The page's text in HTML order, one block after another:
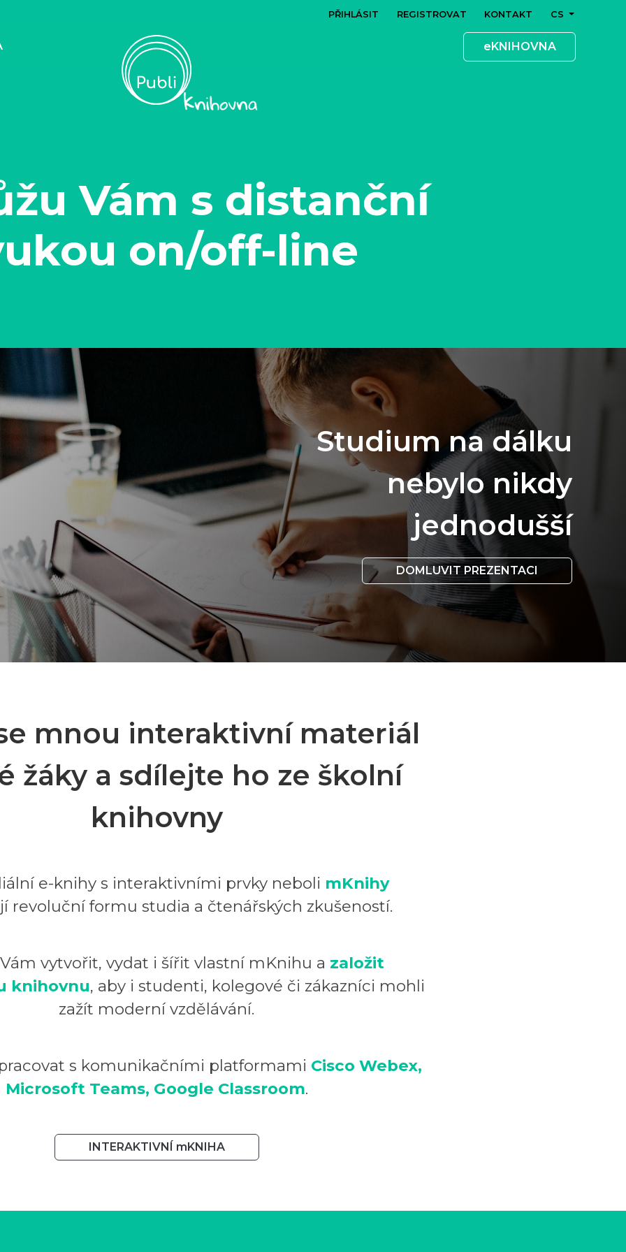
eKNIHOVNA
PŘIHLÁSIT REGISTROVAT KONTAKT CS
Vám s distanční
on/off-line
Studium na dálku
nebylo nikdy
jednodušší
DOMLUVIT PREZENTACI
mnou interaktivní materiál
žáky a sdílejte ho ze školní
knihovny
e-knihy s interaktivními prvky neboli mKnihy
revoluční formu studia a čtenářských zkušeností.
vytvořit, vydat i šířit vlastní mKnihu a založit
knihovnu, aby i studenti, kolegové či zákazníci mohli
zažít moderní vzdělávání.
s komunikačními platformami Cisco Webex,
Microsoft Teams, Google Classroom.
INTERAKTIVNÍ mKNIHA